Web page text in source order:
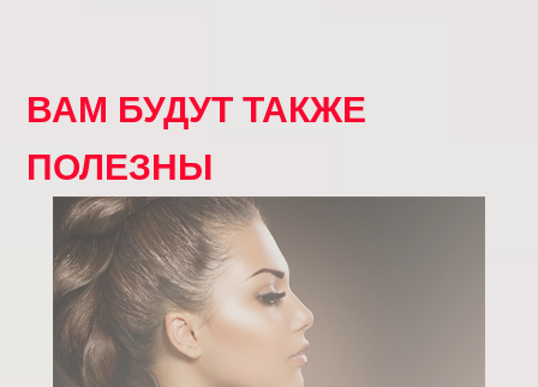
ВАМ БУДУТ ТАКЖЕ
ПОЛЕЗНЫ